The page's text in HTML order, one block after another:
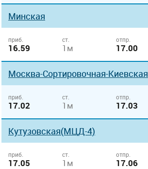
Минская
приб.
16.59
ст.
1м
отпр.
17.00
Москва-Сортировочная-Киевская
приб.
17.02
ст.
1м
отпр.
17.03
Кутузовская(МЦД-4)
приб.
17.05
ст.
1м
отпр.
17.06